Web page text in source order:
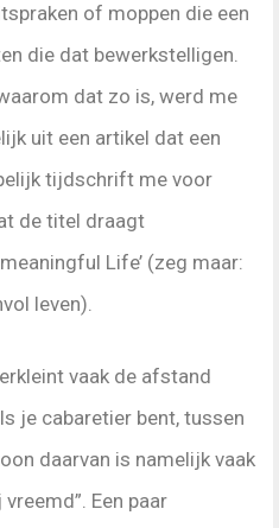
of moppen die een
die dat bewerkstelligen.
dat zo is, werd me
uit een artikel dat een
tijdschrift me voor
de titel draagt
Life’ (zeg maar:
leven).
vaak de afstand
je cabaretier bent, tussen
daarvan is namelijk vaak
Een paar